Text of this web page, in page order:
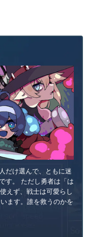
だけ選んで、ともに迷
す。 ただし勇者は「は
えず、戦士は可愛らし
ます。誰を救うのかを